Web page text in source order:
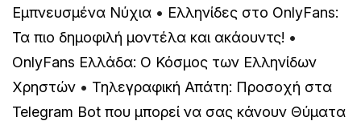
Εμπνευσμένα Νύχια • Ελληνίδες στο OnlyFans:
Τα πιο δημοφιλή μοντέλα και ακάουντς! •
OnlyFans Ελλάδα: Ο Κόσμος των Ελληνίδων
Χρηστών • Τηλεγραφική Απάτη: Προσοχή στα
Telegram Bot που μπορεί να σας κάνουν Θύματα